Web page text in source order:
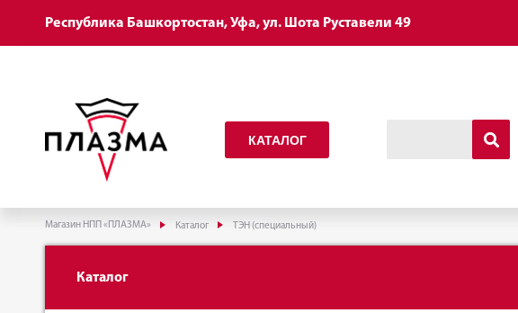
Республика Башкортостан, Уфа, ул. Шота Руставели 49
КАТАЛОГ
Магазин НПП «ПЛАЗМА» Каталог ТЭН (специальный)
Каталог